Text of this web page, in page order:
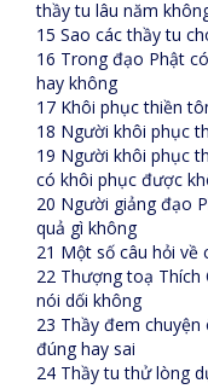
thầy tu lâu năm
15 Sao các thầy tu
16 Trong đạo Phật
hay không
17 Khôi phục thiền
18 Người khôi phục
19 Người khôi phục
có khôi phục được
20 Người giảng đạo
quả gì không
21 Một số câu hỏi về
22 Thượng toạ Thích
nói dối không
23 Thầy đem
đúng hay sai
24 Thầy tu thử lòng